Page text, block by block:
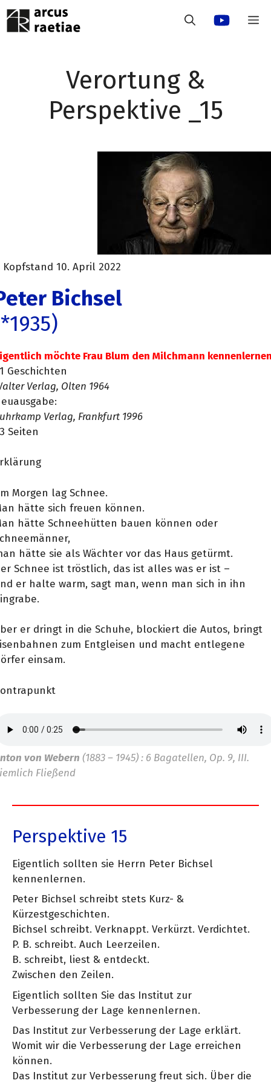
Zum
Inhalt
Verortung &
Perspektive _15
Kopfstand 10. April 2022
Bichsel
möchte Frau Blum den Milchmann
Geschichten
Verlag, Olten 1964
Verlag, Frankfurt 1996
Seiten
Morgen lag Schnee.
hätte sich freuen können.
hätte Schneehütten bauen können oder
hätte sie als Wächter vor das Haus getürmt.
Schnee ist tröstlich, das ist alles was er ist –
er halte warm, sagt man, wenn man sich in ihn
er dringt in die Schuhe, blockiert die Autos, bringt
zum Entgleisen und macht entlegene
einsam.
von Webern (1883 – 1945) : 6 Bagatellen, Op. 9, III.
Fließend
Perspektive 15
Eigentlich sollten sie Herrn Peter Bichsel
kennenlernen.
Peter Bichsel schreibt stets Kurz- &
Kürzestgeschichten.
Bichsel schreibt. Verknappt. Verkürzt. Verdichtet.
P. B. schreibt. Auch Leerzeilen.
B. schreibt, liest & entdeckt.
Zwischen den Zeilen.
Eigentlich sollten Sie das Institut zur
Verbesserung der Lage kennenlernen.
Das Institut zur Verbesserung der Lage erklärt.
Womit wir die Verbesserung der Lage erreichen
können.
Das Institut zur Verbesserung freut sich. Über die